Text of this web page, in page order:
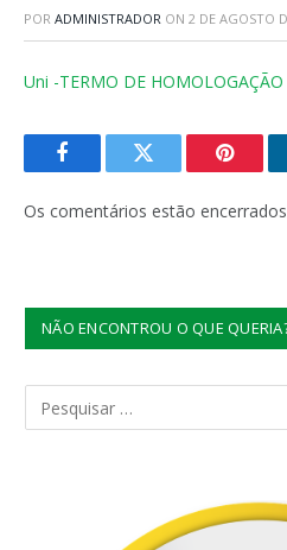
POR ADMINISTRADOR ON 2 DE AGOSTO
Uni -TERMO DE HOMOLOGAÇÃO
FacebookTwitter
Os comentários estão
NÃO ENCONTROU O QUE